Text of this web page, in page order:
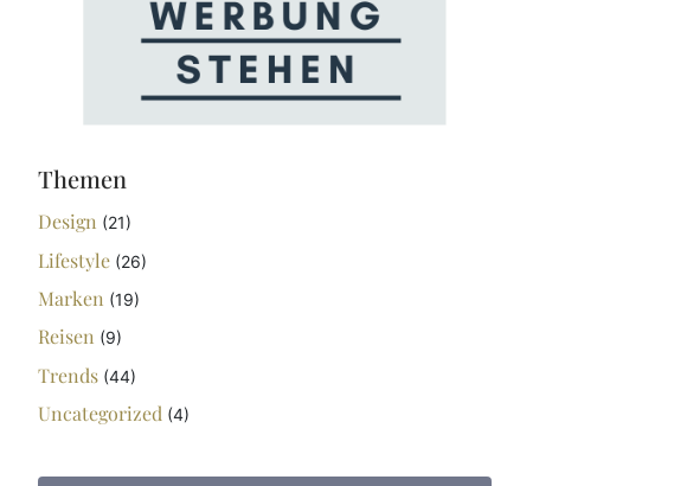
Themen
Design (21)
Lifestyle(26)
Marken (19)
Reisen (9)
Trends(44)
Uncategorized (4)